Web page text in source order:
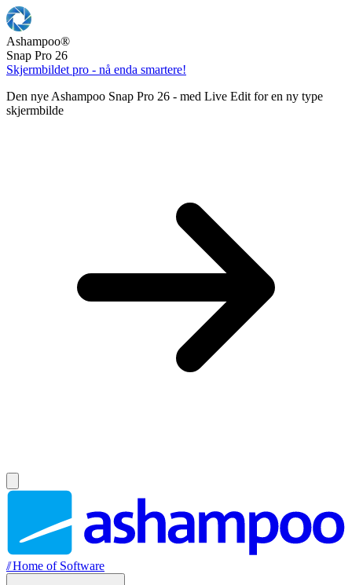
Ashampoo®
Snap Pro 26
Skjermbildet pro - nå enda smartere!
Den nye Ashampoo Snap Pro 26 - med Live Edit for en ny type
skjermbilde
//Home of Software